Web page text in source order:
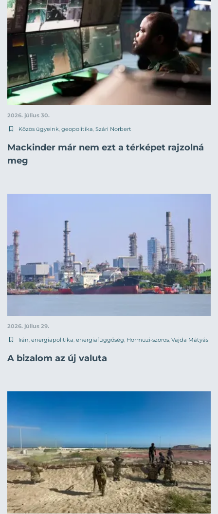
2026. július 30.
Közös ügyeink, geopolitika, Szári Norbert
Mackinder már nem ezt a térképet rajzolná
meg
2026. július 29.
Irán, energiapolitika, energiafüggőség, Hormuzi-szoros, Vajda Mátyás
A bizalom az új valuta